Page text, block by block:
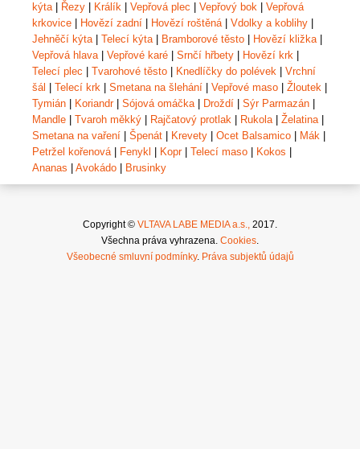
kýta| Řezy Králík Vepřová plec Vepřový bok
Vepřová
krkovice
Hovězí zadní Hovězí roštěná| Vdolky a koblihy
Jehněčí kýta| Telecí kýta| Bramborové těsto Hovězí kližka|
Vepřová hlava| Vepřové karé Srnčí hřbety Hovězí krk
Telecí plec
Tvarohové těsto Knedlíčky do polévek
Vrchní
šál
Telecí krk Smetana na šlehání Vepřové maso Žloutek
Tymián
Koriandr| Sójová omáčka| Droždí Sýr Parmazán
Mandle
Tvaroh měkký Rajčatový protlak Rukola| Želatina|
Smetana na vaření
Špenát Krevety Ocet Balsamico Mák
Petržel kořenová| Fenykl Kopr| Telecí maso Kokos
Ananas
Avokádo Brusinky
Copyright © VLTAVA LABE MEDIA a.s., 2017.
Všechna práva vyhrazena. Cookies.
Všeobecné smluvní podmínky. Práva subjektů údajů